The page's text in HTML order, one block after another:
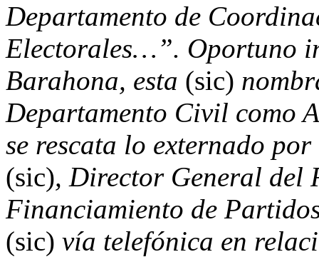
Departamento de
Electorales…”. Oportuno
Barahona, esta (sic)
Departamento Civil como
se rescata lo externado
(sic), Director General del
Financiamiento de
(sic) vía telefónica en